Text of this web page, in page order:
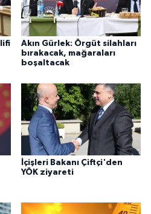
Akın Gürlek: Örgüt silahları
bırakacak, mağaraları
boşaltacak
İçişleri Bakanı Çiftçi'den
YÖK ziyareti